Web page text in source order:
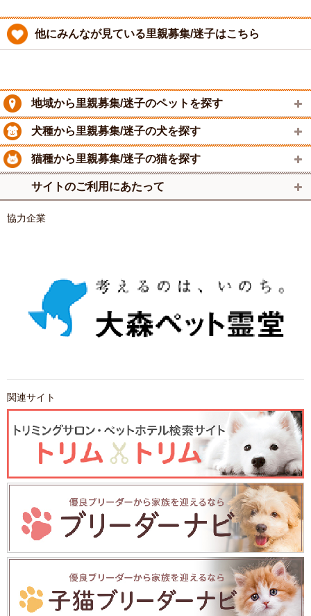
他にみんなが見ている里親募集/迷子はこちら
地域から里親募集/迷子のペットを探す
犬種から里親募集/迷子の犬を探す
猫種から里親募集/迷子の猫を探す
サイトのご利用にあたって
協力企業
関連サイト